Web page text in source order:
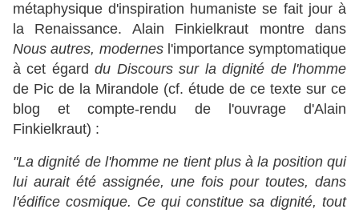
métaphysique d'inspiration humaniste se fait jour à
la Renaissance. Alain Finkielkraut montre dans
Nous autres, modernes l'importance symptomatique
à cet égarddu Discours sur la dignité de l'homme
de Pic de la Mirandole (cf. étude de ce texte sur ce
blog et compte-rendu de l'ouvrage d'Alain
Finkielkraut) :
"La dignité de l'homme ne tient plus à la position qui
lui aurait été assignée, une fois pour toutes, dans
l'édifice cosmique. Ce qui constitue sa dignité, tout